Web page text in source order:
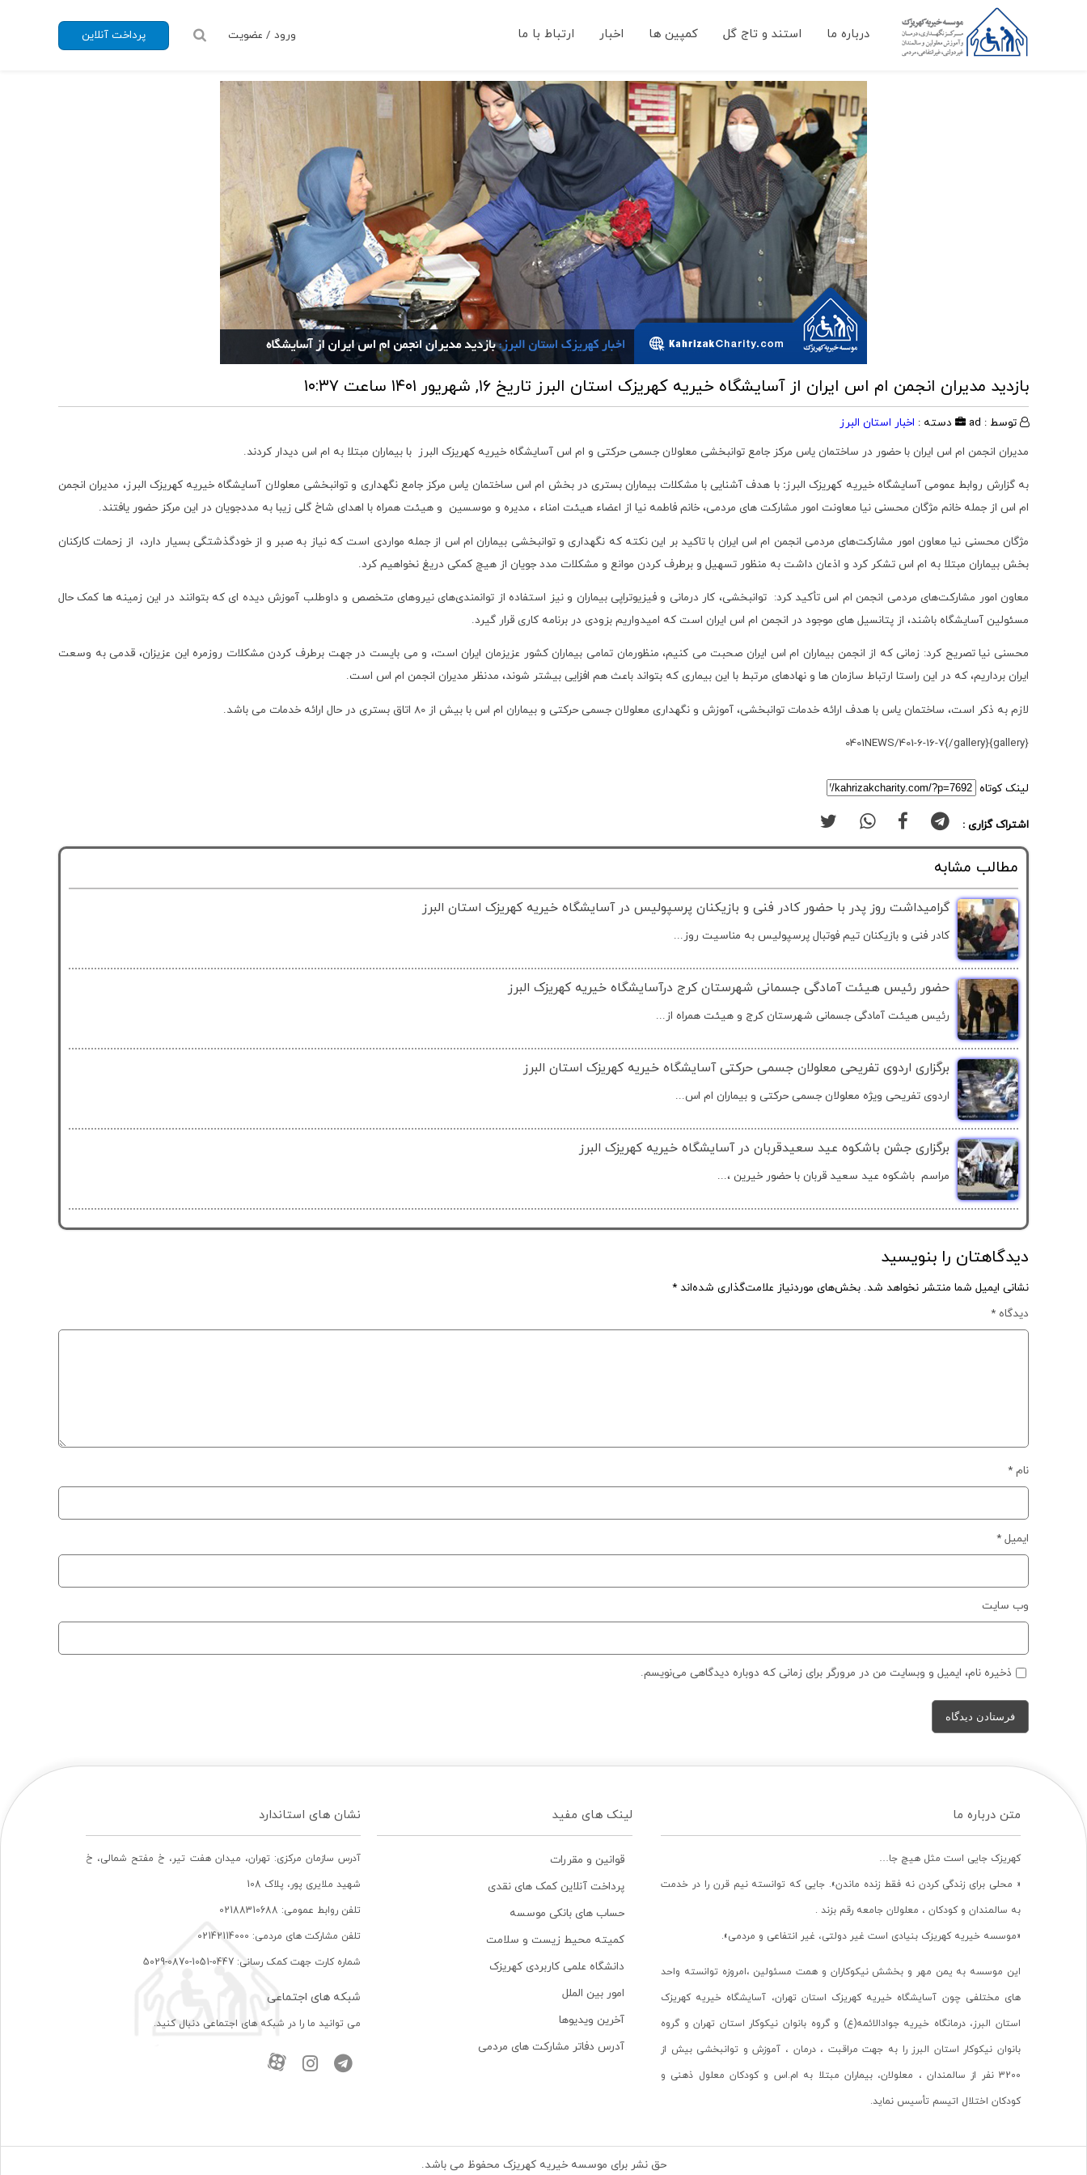
درباره ما استند و تاج گل کمپین ها اخبار ارتباط با ما پرداخت آنلاین ورود / عضویت
بازدید مدیران انجمن ام اس ایران از آسایشگاه خیریه کهریزک استان البرز تاریخ ۱۶, شهریور ۱۴۰۱ ساعت ۱۰:۳۷
توسط : ad دسته : اخبار استان البرز
مدیران انجمن ام اس ایران با حضور در ساختمان یاس مرکز جامع توانبخشی معلولان جسمی حرکتی و ام اس آسایشگاه خیریه کهریزک البرز با بیماران مبتلا به ام اس دیدار کردند.
به گزارش روابط عمومی آسایشگاه خیریه کهریزک البرز: با هدف آشنایی با مشکلات بیماران بستری در بخش ام اس ساختمان یاس مرکز جامع نگهداری و توانبخشی معلولان آسایشگاه خیریه کهریزک البرز، مدیران انجمن
ام اس از جمله خانم مژگان محسنی نیا معاونت امور مشارکت های مردمی، خانم فاطمه نیا از اعضاء هیئت امناء ، مدیره و موسسین و هیئت همراه با اهدای شاخ گلی زیبا به مددجویان در این مرکز حضور یافتند.
مژگان محسنی نیا معاون امور مشارکت‌های مردمی انجمن ام اس ایران با تاکید بر این نکته که نگهداری و توانبخشی بیماران ام اس از جمله مواردی است که نیاز به صبر و از خودگذشتگی بسیار دارد، از زحمات کارکنان
بخش بیماران مبتلا به ام اس تشکر کرد و اذعان داشت به منظور تسهیل و برطرف کردن موانع و مشکلات مدد جویان از هیچ کمکی دریغ نخواهیم کرد.
معاون امور مشارکت‌های مردمی انجمن ام اس تأکید کرد: توانبخشی، کار درمانی و فیزیوتراپی بیماران و نیز استفاده از توانمندی‌های نیروهای متخصص و داوطلب آموزش دیده ای که بتوانند در این زمینه ها کمک حال
مسئولین آسایشگاه باشند، از پتانسیل های موجود در انجمن ام اس ایران است که امیدواریم بزودی در برنامه کاری قرار گیرد.
محسنی نیا تصریح کرد: زمانی که از انجمن بیماران ام اس ایران صحبت می کنیم، منظورمان تمامی بیماران کشور عزیزمان ایران است، و می بایست در جهت برطرف کردن مشکلات روزمره این عزیزان، قدمی به وسعت
ایران برداریم، که در این راستا ارتباط سازمان ها و نهادهای مرتبط با این بیماری که بتواند باعث هم افزایی بیشتر شوند، مدنظر مدیران انجمن ام اس است.
لازم به ذکر است، ساختمان یاس با هدف ارائه خدمات توانبخشی، آموزش و نگهداری معلولان جسمی حرکتی و بیماران ام اس با بیش از 80 اتاق بستری در حال ارائه خدمات می باشد.
{gallery}0401NEWS/401-6-16-7{/gallery}
لینک کوتاه
اشتراک گزاری :
مطالب مشابه
گرامیداشت روز پدر با حضور کادر فنی و بازیکنان پرسپولیس در آسایشگاه خیریه کهریزک استان البرز
کادر فنی و بازیکنان تیم فوتبال پرسپولیس به مناسیت روز...
حضور رئیس هیئت آمادگی جسمانی شهرستان کرج درآسایشگاه خیریه کهریزک البرز
رئیس هیئت آمادگی جسمانی شهرستان کرج و هیئت همراه از...
برگزاری اردوی تفریحی معلولان جسمی حرکتی آسایشگاه خیریه کهریزک استان البرز
اردوی تفریحی ویژه معلولان جسمی حرکتی و بیماران ام اس...
برگزاری جشن باشکوه عید سعیدقربان در آسایشگاه خیریه کهریزک البرز
مراسم باشکوه عید سعید قربان با حضور خیرین ،...
دیدگاهتان را بنویسید
نشانی ایمیل شما منتشر نخواهد شد. بخش‌های موردنیاز علامت‌گذاری شده‌اند *
دیدگاه *
نام *
ایمیل *
وب‌ سایت
ذخیره نام، ایمیل و وبسایت من در مرورگر برای زمانی که دوباره دیدگاهی می‌نویسم.
متن درباره ما
کهریزک جایی است مثل هیچ جا…
« محلی برای زندگی کردن نه فقط زنده ماندن». جایی که توانسته نیم قرن را در خدمت
به سالمندان و کودکان ، معلولان جامعه رقم بزند .
«موسسه خیریه کهریزک بنیادی است غیر دولتی، غیر انتفاعی و مردمی».
این موسسه به یمن مهر و بخشش نیکوکاران و همت مسئولین ،امروزه توانسته واحد
های مختلفی چون آسایشگاه خیریه کهریزک استان تهران، آسایشگاه خیریه کهریزک
استان البرز، درمانگاه خیریه جوادالائمه(ع) و گروه بانوان نیکوکار استان تهران و گروه
بانوان نیکوکار استان البرز را به جهت مراقبت ، درمان ، آموزش و توانبخشی بیش از
3200 نفر از سالمندان ، معلولان، بیماران مبتلا به ام.اس و کودکان معلول ذهنی و
کودکان اختلال اتیسم تأسیس نماید.
لینک های مفید
قوانین و مقررات
پرداخت آنلاین کمک های نقدی
حساب های بانکی موسسه
کمیته محیط زیست و سلامت
دانشگاه علمی کاربردی کهریزک
امور بین الملل
آخرین ویدیوها
آدرس دفاتر مشارکت های مردمی
نشان های استاندارد
آدرس سازمان مرکزی: تهران، ميدان هفت تير، خ مفتح شمالی، خ
شهيد ملايری پور، پلاک 108
تلفن روابط عمومی: 02188310688
تلفن مشارکت های مردمی: 02142114000
شماره کارت جهت کمک رسانی: 0447-1051-0870-5029
شبکه های اجتماعی
می توانید ما را در شبکه های اجتماعی دنبال کنید.
حق نشر برای موسسه خیریه کهریزک محفوظ می باشد.